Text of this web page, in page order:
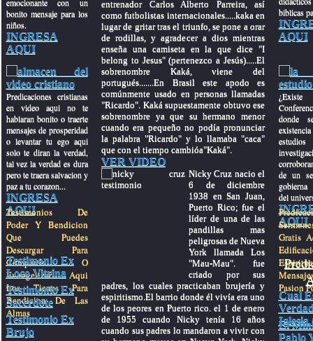
bonito mensaje para los
niños.
INGRESA
AQUI
Predicaciones cristianas
en video aqui no te
hablaran bonito o traerte
mensajes de prosperidad
o levantar tu ego aqui
solo te diran la verdad,
tal vez la verdad es dura
pero te traera salvacion y
paz a tu corazon...
INGRESA
AQUI
Testimonios De
Poder Y Bendicion
Que Puedes
Descargar Para
Compartir O
Evangelizar Aqui
Los Tienes Para
Bendicion De Las
Almas
Testimonio Ex
Loco Vitrina
Testimonio Ex
Sacerdote
Testimonio Ex
Brujo
entrenador Carlos Alberto Parreira, así
como futbolistas internacionales.....kaka en
lugar de gritar tras el triunfo, se pone a orar
de rodillas, y agradecer a dios mientras
enseña una camiseta en la que dice "I
belong to Jesus" (pertenezco a Jesús).....El
sobrenombre Kaká, viene del
portugués.......En Brasil este apodo es
comúnmente usado en personas llamadas
"Ricardo". Kaká supuestamente obtuvo ese
sobrenombre ya que su hermano menor
cuando era pequeño no podía pronunciar
la palabra "Ricardo" y lo llamaba "caca"
que con el tiempo cambióa"Kaká".
VER VIDEO
Nicky Cruz nacio el
6 de diciembre
1938 en San Juan,
Puerto Rico; fue el
líder de una de las
pandillas mas
peligrosas de Nueva
York llamada Los
"Mau-Mau". fue
criado por sus
padres, los cuales practicaban brujería y
espiritismo.El barrio donde él vivía era uno
de los peores en Puerto rico. el 1 de enero
de 1955 cuando Nicky tenía 16 años
cuando sus padres lo mandaron a vivir con
biblicas
AQUI
donde
de un
del
AQUI
Gratis
Pasion
Cual
Iglesia
El
Pablo